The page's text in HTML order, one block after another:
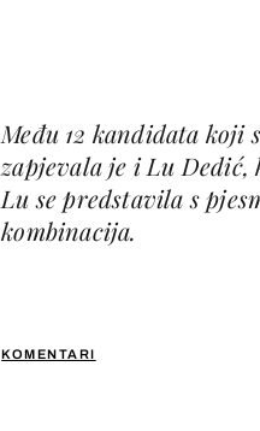
KOMENTARI
Među 12 kandidata koji
zapjevala je i Lu Dedić,
Lu se predstavila s
kombinacija.